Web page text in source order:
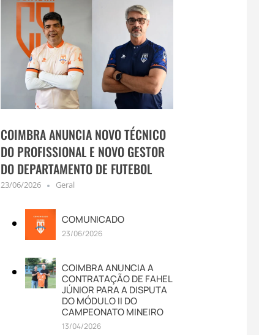
COIMBRA ANUNCIA NOVO TÉCNICO
DO PROFISSIONAL E NOVO GESTOR
DO DEPARTAMENTO DE FUTEBOL
23/06/2026 Geral
COMUNICADO
23/06/2026
COIMBRA ANUNCIA A
CONTRATAÇÃO DE FAHEL
JÚNIOR PARA A DISPUTA
DO MÓDULO II DO
CAMPEONATO MINEIRO
13/04/2026